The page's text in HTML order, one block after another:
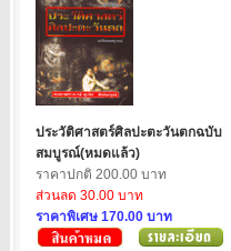
ประวัติศาสตร์ศิลปะตะวันตกฉบับ
สมบูรณ์(หมดแล้ว)
ราคาปกติ 200.00 บาท
ส่วนลด 30.00 บาท
ราคาพิเศษ 170.00 บาท